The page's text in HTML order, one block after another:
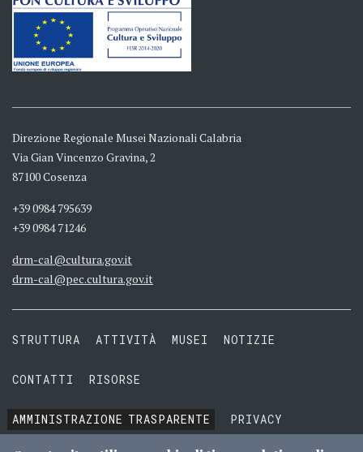
Direzione Regionale Musei Nazionali Calabria
Via Gian Vincenzo Gravina, 2
87100 Cosenza
+39 0984 795639
+39 0984 71246
drm-cal@cultura.gov.it
drm-cal@pec.cultura.gov.it
STRUTTURA ATTIVITÀ MUSEI NOTIZIE
CONTATTI RISORSE
AMMINISTRAZIONE TRASPARENTE
PRIVACY
COOKIE
TERMINI E CONDIZIONI